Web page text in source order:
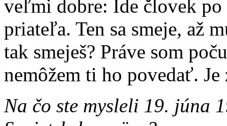
veľmi dobre: Ide človek po
priateľa. Ten sa smeje, až
tak smeješ? Práve som
nemôžem ti ho povedať.
Na čo ste mysleli 19. júna